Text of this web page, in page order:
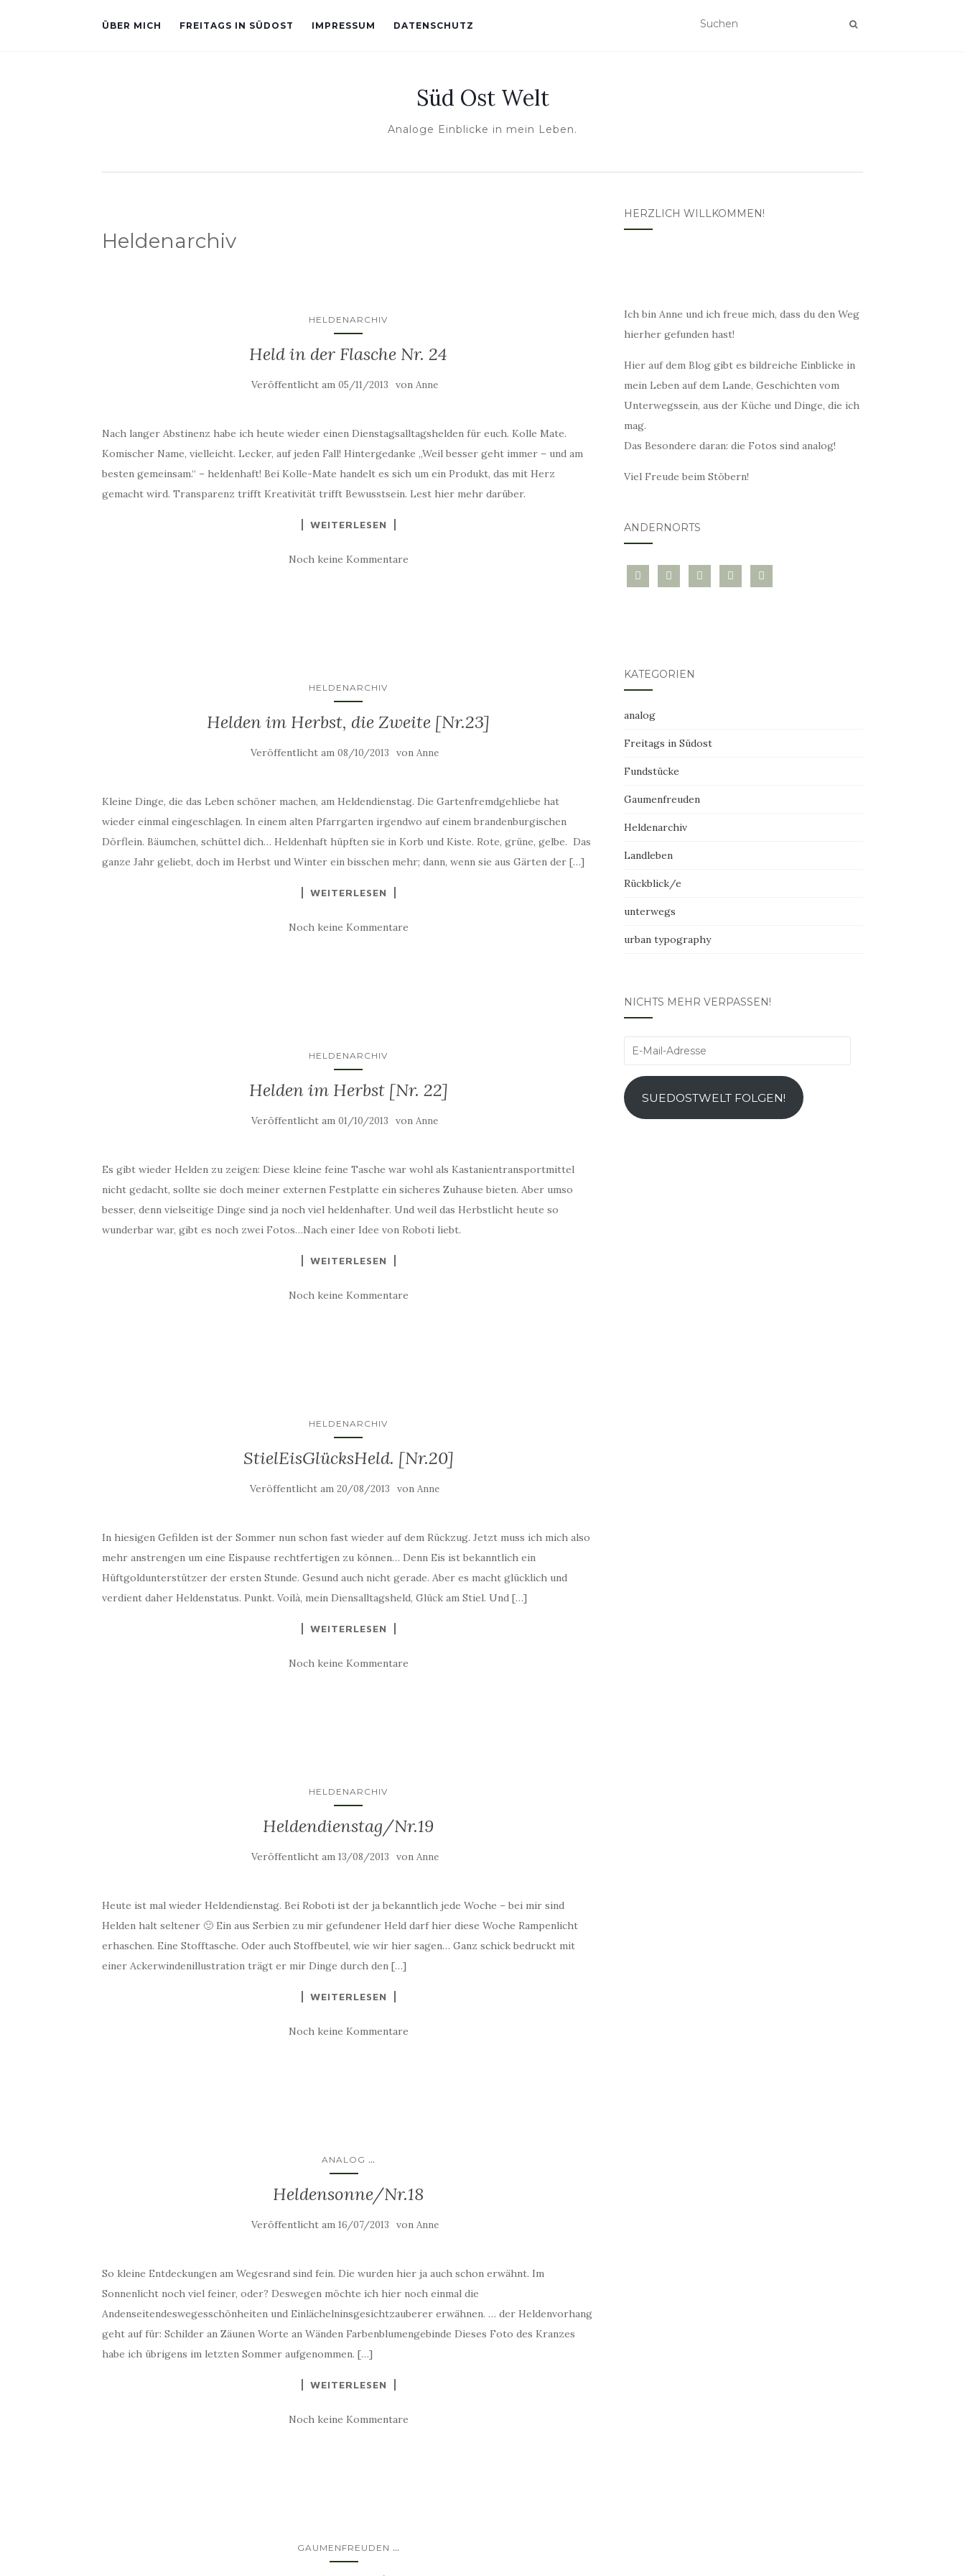
ÜBER MICH FREITAGS IN SÜDOST IMPRESSUM DATENSCHUTZ
Süd Ost Welt
Analoge Einblicke in mein Leben.
Heldenarchiv
HELDENARCHIV
Held in der Flasche Nr. 24
Veröffentlicht am05/11/2013 vonAnne
Nach langer Abstinenz habe ich heute wieder einen Dienstagsalltagshelden für euch. Kolle Mate.
Komischer Name, vielleicht. Lecker, auf jeden Fall! Hintergedanke „Weil besser geht immer – und am
besten gemeinsam.“ – heldenhaft! Bei Kolle-Mate handelt es sich um ein Produkt, das mit Herz
gemacht wird. Transparenz trifft Kreativität trifft Bewusstsein. Lest hier mehr darüber.
WEITERLESEN
Noch keine Kommentare
HELDENARCHIV
Helden im Herbst, die Zweite [Nr.23]
Veröffentlicht am08/10/2013 vonAnne
Kleine Dinge, die das Leben schöner machen, am Heldendienstag. Die Gartenfremdgehliebe hat
wieder einmal eingeschlagen. In einem alten Pfarrgarten irgendwo auf einem brandenburgischen
Dörflein. Bäumchen, schüttel dich… Heldenhaft hüpften sie in Korb und Kiste. Rote, grüne, gelbe. Das
ganze Jahr geliebt, doch im Herbst und Winter ein bisschen mehr; dann, wenn sie aus Gärten der […]
WEITERLESEN
Noch keine Kommentare
HELDENARCHIV
Helden im Herbst [Nr. 22]
Veröffentlicht am01/10/2013 vonAnne
Es gibt wieder Helden zu zeigen: Diese kleine feine Tasche war wohl als Kastanientransportmittel
nicht gedacht, sollte sie doch meiner externen Festplatte ein sicheres Zuhause bieten. Aber umso
besser, denn vielseitige Dinge sind ja noch viel heldenhafter. Und weil das Herbstlicht heute so
wunderbar war, gibt es noch zwei Fotos…Nach einer Idee von Roboti liebt.
WEITERLESEN
Noch keine Kommentare
HELDENARCHIV
StielEisGlücksHeld. [Nr.20]
Veröffentlicht am20/08/2013 vonAnne
In hiesigen Gefilden ist der Sommer nun schon fast wieder auf dem Rückzug. Jetzt muss ich mich also
mehr anstrengen um eine Eispause rechtfertigen zu können… Denn Eis ist bekanntlich ein
Hüftgoldunterstützer der ersten Stunde. Gesund auch nicht gerade. Aber es macht glücklich und
verdient daher Heldenstatus. Punkt. Voilà, mein Diensalltagsheld, Glück am Stiel. Und […]
WEITERLESEN
Noch keine Kommentare
HELDENARCHIV
Heldendienstag/Nr.19
Veröffentlicht am 13/08/2013 von Anne
Heute ist mal wieder Heldendienstag. Bei Roboti ist der ja bekanntlich jede Woche – bei mir sind
Helden halt seltener 🙂 Ein aus Serbien zu mir gefundener Held darf hier diese Woche Rampenlicht
erhaschen. Eine Stofftasche. Oder auch Stoffbeutel, wie wir hier sagen… Ganz schick bedruckt mit
einer Ackerwindenillustration trägt er mir Dinge durch den […]
WEITERLESEN
Noch keine Kommentare
ANALOG ...
Heldensonne/Nr.18
Veröffentlicht am 16/07/2013 von Anne
So kleine Entdeckungen am Wegesrand sind fein. Die wurden hier ja auch schon erwähnt. Im
Sonnenlicht noch viel feiner, oder? Deswegen möchte ich hier noch einmal die
Andenseitendeswegesschönheiten und Einlächelninsgesichtzauberer erwähnen. … der Heldenvorhang
geht auf für: Schilder an Zäunen Worte an Wänden Farbenblumengebinde Dieses Foto des Kranzes
habe ich übrigens im letzten Sommer aufgenommen. […]
WEITERLESEN
Noch keine Kommentare
GAUMENFREUDEN ...
HERZLICH WILLKOMMEN!
Ich bin Anne und ich freue mich, dass du den Weg
hierher gefunden hast!
Hier auf dem Blog gibt es bildreiche Einblicke in
mein Leben auf dem Lande, Geschichten vom
Unterwegssein, aus der Küche und Dinge, die ich
mag.
Das Besondere daran: die Fotos sind analog!
Viel Freude beim Stöbern!
ANDERNORTS
bloglovininstagramtwitter pinterest
mail
KATEGORIEN
analog
Freitags in Südost
Fundstücke
Gaumenfreuden
Heldenarchiv
Landleben
Rückblick/e
unterwegs
urban typography
NICHTS MEHR VERPASSEN!
E-
Adresse
SUEDOSTWELT FOLGEN!